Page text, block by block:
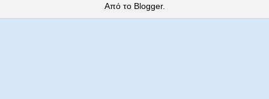
Από το Blogger.